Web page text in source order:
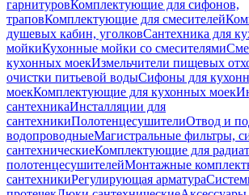
гарнитуровКомплектующие для сифонов,
траповКомплектующие для смесителей
душевых кабин, уголковСантехника для
мойкиКухонные мойки со смесителями
кухонных моекИзмельчители пищевых
очистки питьевой водыСифоны для
моекКомплектующие для кухонных моек
сантехникаИнсталляции для
сантехникиПолотенцесушителиОтвод и
водопроводныеМагистральные фильтры,
сантехническиеКомплектующие для
полотенцесушителейМонтажные
сантехникиРегулирующая арматура